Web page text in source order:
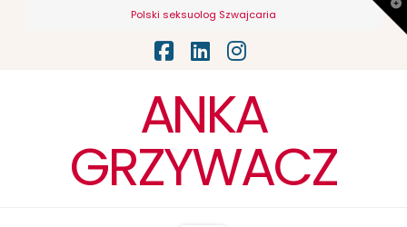
Polski seksuolog Szwajcaria
Facebook
LinkedInInstagram
ANKA
GRZYWACZ